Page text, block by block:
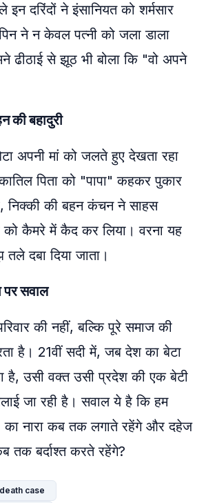
दरिंदों ने इंसानियत को शर्मसार
ने न केवल पत्नी को जला डाला
ढीठाई से झूठ भी बोला कि "वो अपने
की बहादुरी
अपनी मां को जलते हुए देखता रहा
पिता को "पापा" कहकर पुकार
निक्की की बहन कंचन ने साहस
को कैमरे में कैद कर लिया। वरना यह
दबा दिया जाता।
सवाल
की नहीं, बल्कि पूरे समाज की
है। 21वीं सदी में, जब देश का बेटा
है, उसी वक्त उसी प्रदेश की एक बेटी
जा रही है। सवाल ये है कि हम
का नारा कब तक लगाते रहेंगे और दहेज
तक बर्दाश्त करते रहेंगे?
case